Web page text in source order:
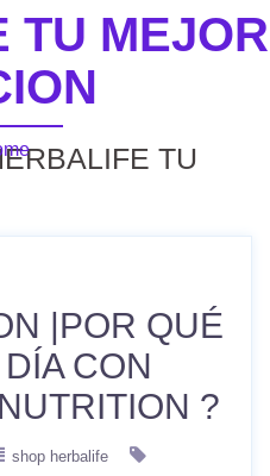
TU MEJOR
TU
|POR QUÉ
CON
?
shop herbalife